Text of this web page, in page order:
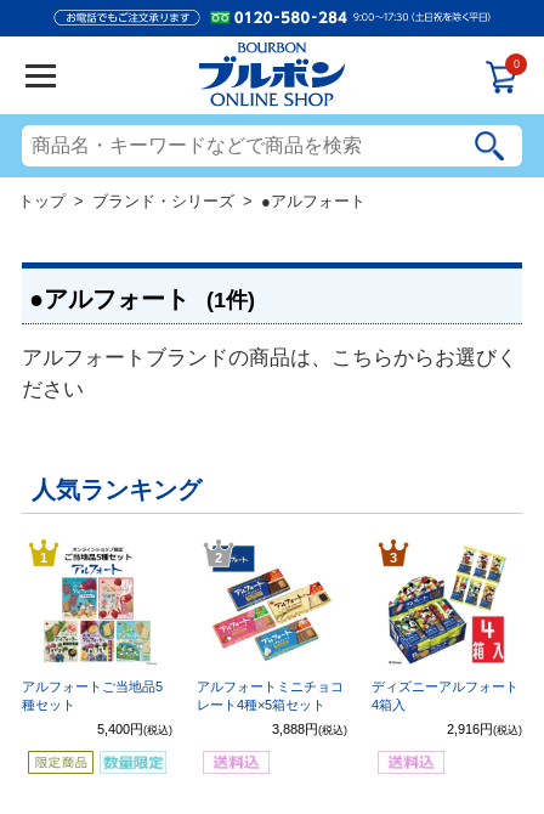
0
トップ> ブランド・シリーズ > ●アルフォート
●アルフォート (1件)
アルフォートブランドの商品は、こちらからお選びく
ださい
人気ランキング
1
アルフォートご当地品5
種セット
5,400円 (税込)
2
アルフォートミニチョコ
レート4種×5箱セット
3,888円 (税込)
3
ディズニーアルフォート
4箱入
2,916円(税込)